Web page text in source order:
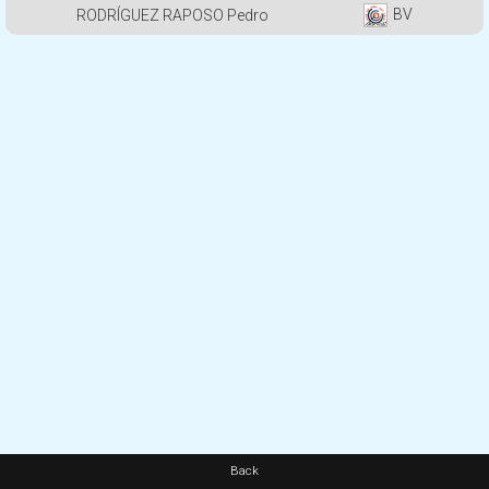
RODRÍGUEZ RAPOSO Pedro BV
Back